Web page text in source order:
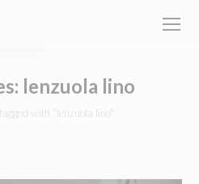
lenzuola lino
with "lenzuola lino"